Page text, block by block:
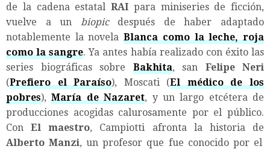
de la cadena estatal RAI para miniseries de ficción,
vuelve a un biopicdespués de haber adaptado
notablemente la novelaBlanca como la leche, roja
como la sangre. Ya antes había realizado con éxito las
series biográficas sobre Bakhita, san Felipe Neri
(Prefiero el Paraíso), Moscati (El médico de los
pobres),María de Nazaret, y un largo etcétera de
producciones acogidas calurosamente por el público.
ConEl maestro, Campiotti afronta la historia de
Alberto Manzi, un profesor que fue conocido por el